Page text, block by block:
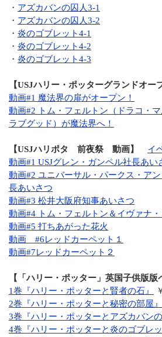
・ アズカバンの囚人3-1
・ アズカバンの囚人3-2
・ 炎のゴブレット4-1
・ 炎のゴブレット4-2
・ 炎のゴブレット4-3
【USJハリー・ポッターグランドオ
動画#1 魔法界の扉がオープン！
動画#2 トム・フェルトン（ドラコ・
ラブグッド）が魔法界へ！
【USJハリポタ 前夜祭 動画】
イ
動画#1 USJグレン・ガンペル社長あい
動画#2 ユニバーサル・パークス・ア
長あいさつ
動画#3 松井大阪府知事あいさつ
動画#4 トム・フェルトン＆イヴァナ
動画#5 打ちあがった花火
動画 #6レッドカーペット１
動画#7レッドカーペット２
【「ハリー・ポッター」英国子供版版
1巻『ハリー・ポッターと賢者の石』
2巻『ハリー・ポッターと秘密の部屋』
3巻『ハリー・ポッターとアズカバンの
4巻『ハリー・ポッターと炎のゴブレッ